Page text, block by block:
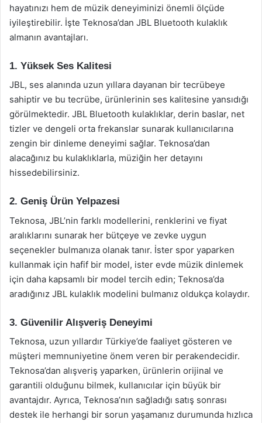
hayatınızı hem de müzik deneyiminizi önemli ölçüde
iyileştirebilir. İşte Teknosa’dan JBL Bluetooth kulaklık
almanın avantajları.
1. Yüksek Ses Kalitesi
JBL, ses alanında uzun yıllara dayanan bir tecrübeye
sahiptir ve bu tecrübe, ürünlerinin ses kalitesine yansıdığı
görülmektedir. JBL Bluetooth kulaklıklar, derin baslar, net
tizler ve dengeli orta frekanslar sunarak kullanıcılarına
zengin bir dinleme deneyimi sağlar. Teknosa’dan
alacağınız bu kulaklıklarla, müziğin her detayını
hissedebilirsiniz.
2. Geniş Ürün Yelpazesi
Teknosa, JBL’nin farklı modellerini, renklerini ve fiyat
aralıklarını sunarak her bütçeye ve zevke uygun
seçenekler bulmanıza olanak tanır. İster spor yaparken
kullanmak için hafif bir model, ister evde müzik dinlemek
için daha kapsamlı bir model tercih edin; Teknosa’da
aradığınız JBL kulaklık modelini bulmanız oldukça kolaydır.
3. Güvenilir Alışveriş Deneyimi
Teknosa, uzun yıllardır Türkiye’de faaliyet gösteren ve
müşteri memnuniyetine önem veren bir perakendecidir.
Teknosa’dan alışveriş yaparken, ürünlerin orijinal ve
garantili olduğunu bilmek, kullanıcılar için büyük bir
avantajdır. Ayrıca, Teknosa’nın sağladığı satış sonrası
destek ile herhangi bir sorun yaşamanız durumunda hızlıca